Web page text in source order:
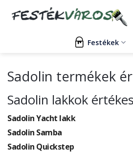
Festékek
Sadolin termékek
Sadolin lakkok
Sadolin Yacht lakk
Sadolin Samba
Sadolin Quickstep